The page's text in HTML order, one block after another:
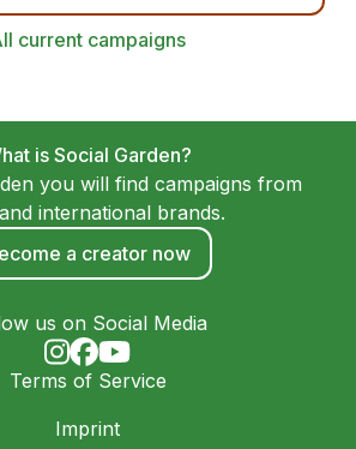
current campaigns
is Social Garden?
you will find campaigns from
international brands.
a creator now
us on Social Media
Terms of Service
Imprint